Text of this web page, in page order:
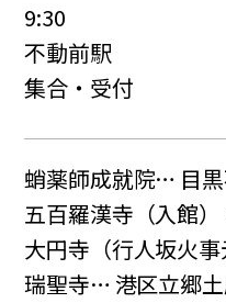
9:30
不動前駅
集合・受付
蛸薬師成就院… 目
五百羅漢寺（入館
大円寺（行人坂火
瑞聖寺… 港区立郷土